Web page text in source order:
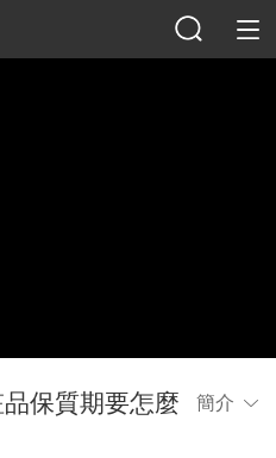
保質期要怎麼
簡介